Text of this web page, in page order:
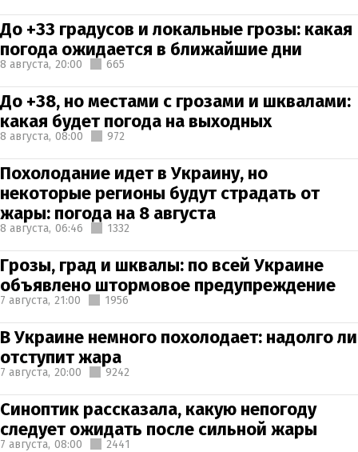
До +33 градусов и локальные грозы: какая
погода ожидается в ближайшие дни
8 августа, 20:00 665
До +38, но местами с грозами и шквалами:
какая будет погода на выходных
8 августа, 08:00 972
Похолодание идет в Украину, но
некоторые регионы будут страдать от
жары: погода на 8 августа
8 августа, 06:46 1332
Грозы, град и шквалы: по всей Украине
объявлено штормовое предупреждение
7 августа, 21:00 1956
В Украине немного похолодает: надолго ли
отступит жара
7 августа, 20:00 9242
Синоптик рассказала, какую непогоду
следует ожидать после сильной жары
7 августа, 08:00 2441